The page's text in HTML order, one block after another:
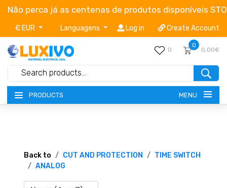
Não perca já as centenas de produtos disponíveis
€ EUR Languagens Log in Create Account
0
0
0,00€
PRODUCTS MENU
TERMS OF SERVICE
Back to CUT AND PROTECTION
TIME SWITCH
ANALOG